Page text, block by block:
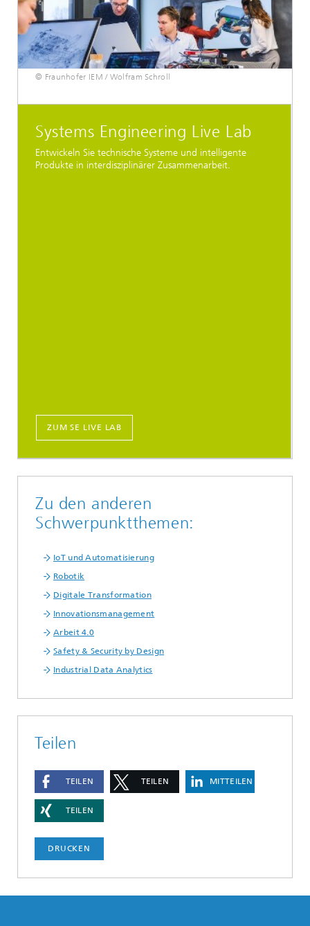
© Fraunhofer IEM / Wolfram Schroll
Systems Engineering Live Lab
Entwickeln Sie technische Systeme und intelligente
Produkte in interdisziplinärer Zusammenarbeit.
ZUM SE LIVE LAB
Zu den anderen
Schwerpunktthemen:
IoT und Automatisierung
Robotik
Digitale Transformation
Innovationsmanagement
Arbeit 4.0
Safety & Security by Design
Industrial Data Analytics
Teilen
TEILEN TEILEN MITTEILEN
TEILEN
DRUCKEN